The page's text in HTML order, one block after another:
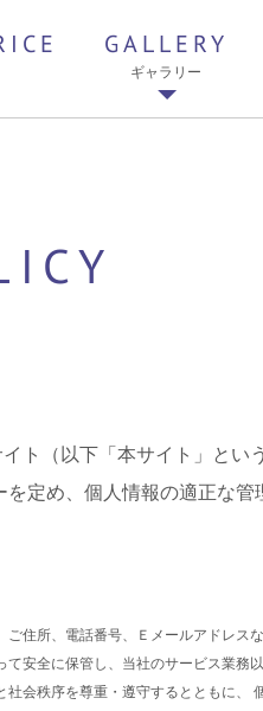
GALLERY
ギャラリー
ト（以下「本サイト」とい
定め、個人情報の適正な管
住所、電話番号、Ｅメールアドレス
安全に保管し、当社のサービス業務
会秩序を尊重・遵守するとともに、